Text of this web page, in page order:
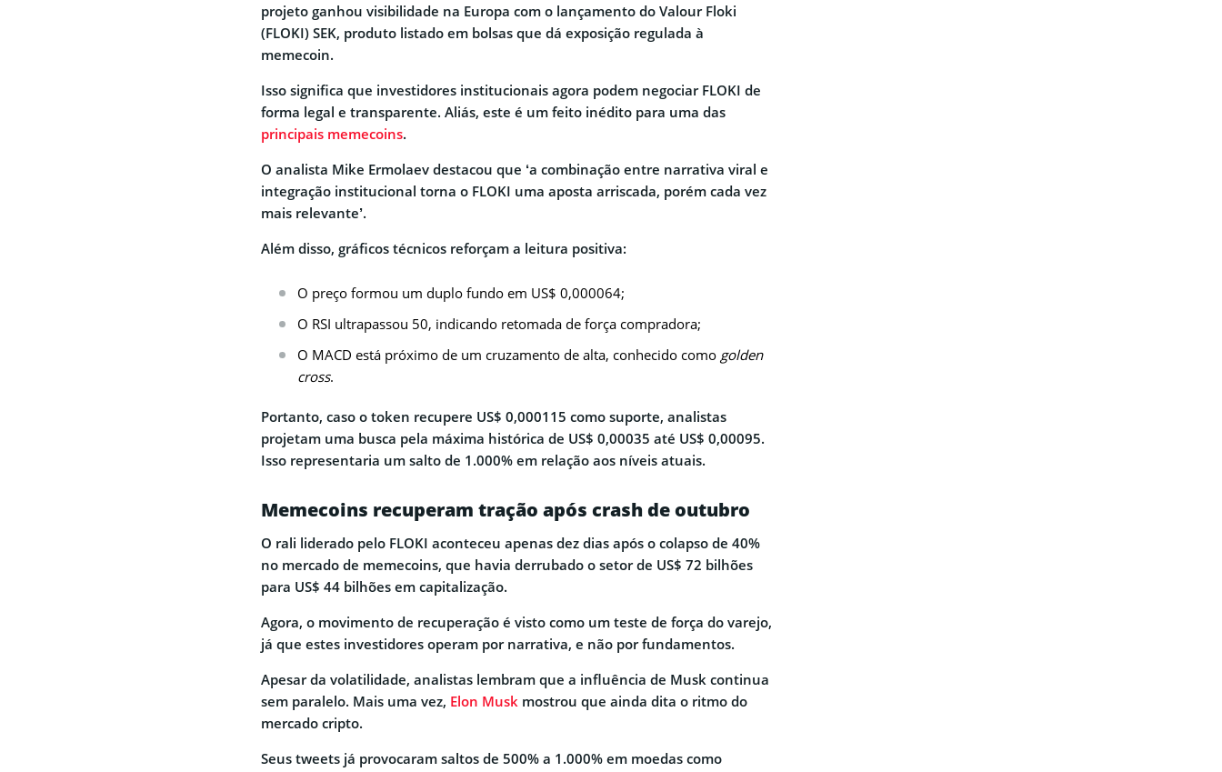
projeto ganhou visibilidade na Europa com o lançamento do Valour Floki
(FLOKI) SEK, produto listado em bolsas que dá exposição regulada à
memecoin.
Isso significa que investidores institucionais agora podem negociar FLOKI de
forma legal e transparente. Aliás, este é um feito inédito para uma das
principais memecoins.
O analista Mike Ermolaev destacou que ‘a combinação entre narrativa viral e
integração institucional torna o FLOKI uma aposta arriscada, porém cada vez
mais relevante’.
Além disso, gráficos técnicos reforçam a leitura positiva:
O preço formou um duplo fundo em US$ 0,000064;
O RSI ultrapassou 50, indicando retomada de força compradora;
O MACD está próximo de um cruzamento de alta, conhecido como golden
cross.
Portanto, caso o token recupere US$ 0,000115 como suporte, analistas
projetam uma busca pela máxima histórica de US$ 0,00035 até US$ 0,00095.
Isso representaria um salto de 1.000% em relação aos níveis atuais.
Memecoins recuperam tração após crash de outubro
O rali liderado pelo FLOKI aconteceu apenas dez dias após o colapso de 40%
no mercado de memecoins, que havia derrubado o setor de US$ 72 bilhões
para US$ 44 bilhões em capitalização.
Agora, o movimento de recuperação é visto como um teste de força do varejo,
já que estes investidores operam por narrativa, e não por fundamentos.
Apesar da volatilidade, analistas lembram que a influência de Musk continua
sem paralelo. Mais uma vez, Elon Musk mostrou que ainda dita o ritmo do
mercado cripto.
Seus tweets já provocaram saltos de 500% a 1.000% em moedas como